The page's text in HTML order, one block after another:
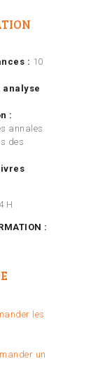
: 10
analyse
:
annales
des
H
:
les
un